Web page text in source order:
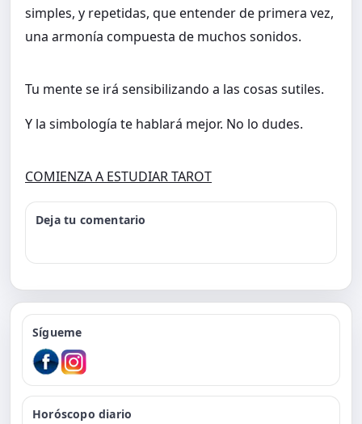
simples, y repetidas, que entender de primera vez,
una armonía compuesta de muchos sonidos.
Tu mente se irá sensibilizando a las cosas sutiles.
Y la simbología te hablará mejor. No lo dudes.
COMIENZA A ESTUDIAR TAROT
Deja tu comentario
Sígueme
Horóscopo diario